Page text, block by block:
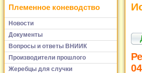
Племенное коневодство
Новости
Документы
Вопросы и ответы ВНИИК
Производители прошлого
Жеребцы для случки